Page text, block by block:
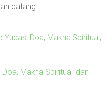
datang.
Yudas: Doa, Makna Spiritual,
Makna Spiritual, dan